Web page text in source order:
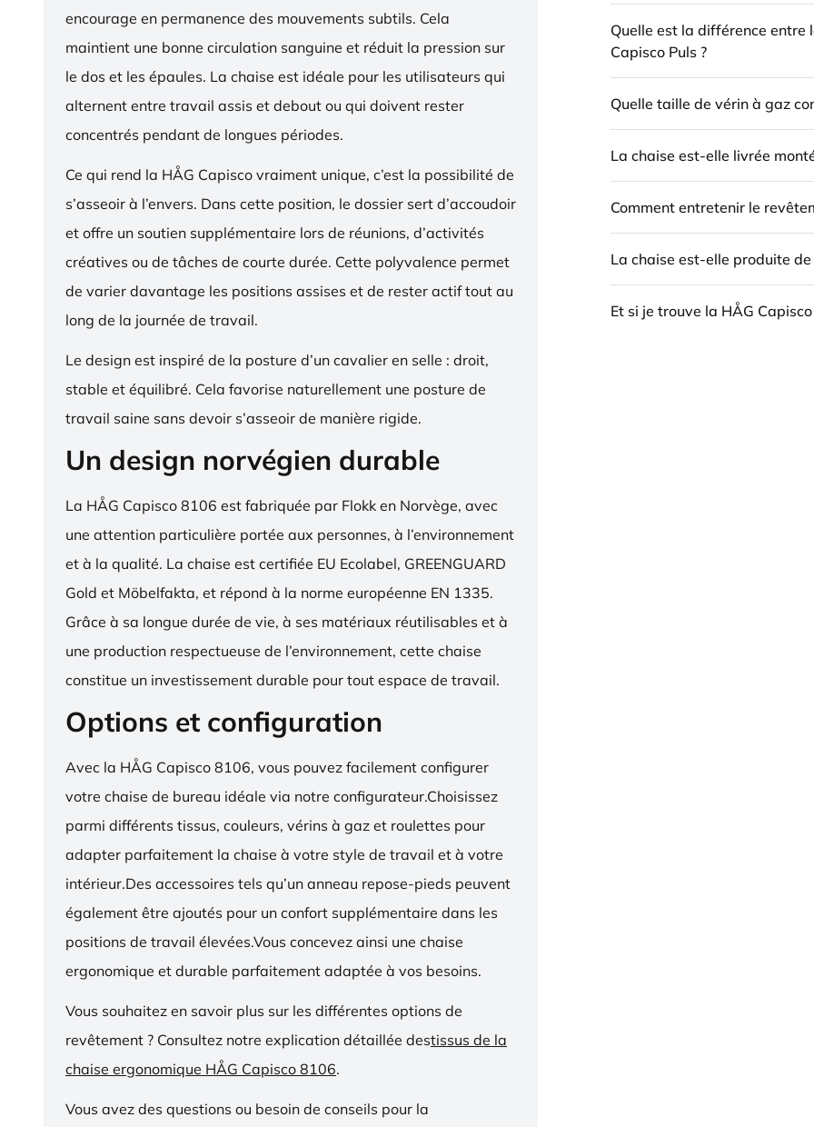
encourage en permanence des mouvements subtils. Cela
maintient une bonne circulation sanguine et réduit la pression sur
le dos et les épaules. La chaise est idéale pour les utilisateurs qui
alternent entre travail assis et debout ou qui doivent rester
concentrés pendant de longues périodes.
Ce qui rend la HÅG Capisco vraiment unique, c’est la possibilité de
s’asseoir à l’envers. Dans cette position, le dossier sert d’accoudoir
et offre un soutien supplémentaire lors de réunions, d’activités
créatives ou de tâches de courte durée. Cette polyvalence permet
de varier davantage les positions assises et de rester actif tout au
long de la journée de travail.
Le design est inspiré de la posture d’un cavalier en selle : droit,
stable et équilibré. Cela favorise naturellement une posture de
travail saine sans devoir s’asseoir de manière rigide.
Un design norvégien durable
La HÅG Capisco 8106 est fabriquée par Flokk en Norvège, avec
une attention particulière portée aux personnes, à l’environnement
et à la qualité. La chaise est certifiée EU Ecolabel, GREENGUARD
Gold et Möbelfakta, et répond à la norme européenne EN 1335.
Grâce à sa longue durée de vie, à ses matériaux réutilisables et à
une production respectueuse de l’environnement, cette chaise
constitue un investissement durable pour tout espace de travail.
Options et configuration
Avec la HÅG Capisco 8106, vous pouvez facilement configurer
votre chaise de bureau idéale via notre configurateur.Choisissez
parmi différents tissus, couleurs, vérins à gaz et roulettes pour
adapter parfaitement la chaise à votre style de travail et à votre
intérieur.Des accessoires tels qu’un anneau repose-pieds peuvent
également être ajoutés pour un confort supplémentaire dans les
positions de travail élevées.Vous concevez ainsi une chaise
ergonomique et durable parfaitement adaptée à vos besoins.
Vous souhaitez en savoir plus sur les différentes options de
revêtement ? Consultez notre explication détaillée destissus de la
chaise ergonomique HÅG Capisco 8106.
Vous avez des questions ou besoin de conseils pour la
Quelle est la différence entre
Capisco Puls ?
Quelle taille de vérin à gaz
La chaise est-elle livrée
Comment entretenir le
La chaise est-elle produite
Et si je trouve la HÅG